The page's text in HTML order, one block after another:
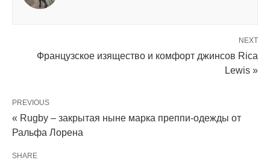
NEXT
Французское изящество и комфорт джинсов Rica
Lewis »
PREVIOUS
« Rugby – закрытая ныне марка преппи-одежды от
Ральфа Лорена
SHARE